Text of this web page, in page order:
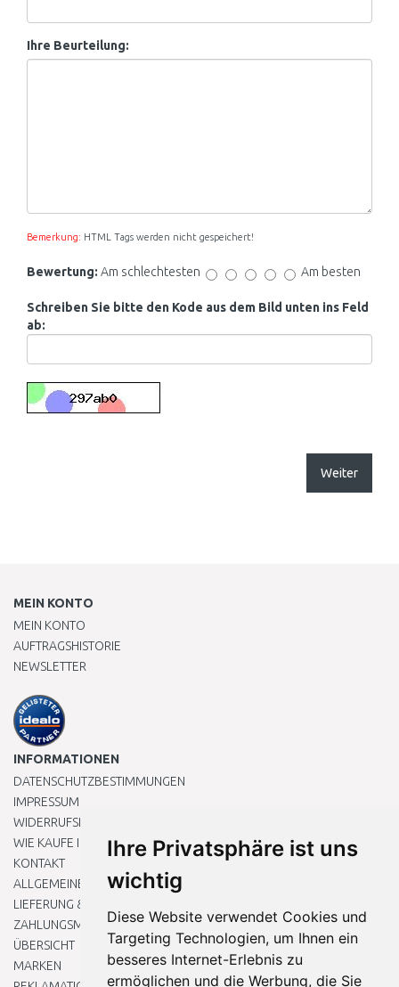
Ihre Privatsphäre ist uns
wichtig
Diese Website verwendet Cookies und
Targeting Technologien, um Ihnen ein
besseres Internet-Erlebnis zu
ermöglichen und die Werbung, die Sie
Ihre Beurteilung:
Bemerkung: HTML Tags werden nicht gespeichert!
Bewertung: Am schlechtesten Am besten
Schreiben Sie bitte den Kode aus dem Bild unten ins Feld
ab:
Weiter
MEIN KONTO
MEIN KONTO
AUFTRAGSHISTORIE
NEWSLETTER
INFORMATIONEN
DATENSCHUTZBESTIMMUNGEN
IMPRESSUM
WIDERRUFSRECHT
WIE KAUFE ICH EIN?
KONTAKT
ALLGEMEINEN GESCHÄFTSBEDINGUNGEN
LIEFERUNG & ZAHLUNG
ZAHLUNGSMETHODEN
ÜBERSICHT
MARKEN